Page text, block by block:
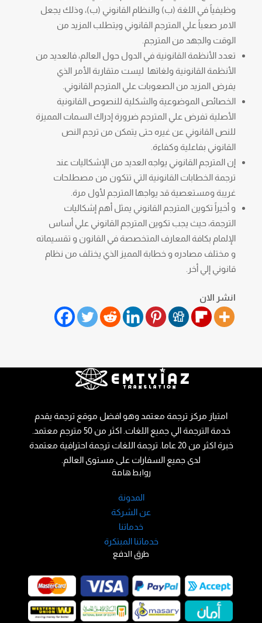
وظيفياً في اللغة (ب) والنظام القانوني (ب)، وذلك يجعل
الامر صعباً علي المترجم القانوني ويتطلب المزيد من
الوقت والجهد من المترجم.
تعدد الأنظمة القانونية في الدول حول العالم، فالعديد من
الأنظمة القانونية ولغاتها ليست متقاربة الأمر الذي
يفرض المزيد من الصعوبات علي المترجم القانوني.
الخصائص الموضوعية والشكلية للنصوص القانونية
الأصلية تفرض علي المترجم ضرورة إدراك السمات المميزة
للنص القانوني عن غيره حتى يتمكن من ترجم النص
القانوني بفاعلية وكفاءة.
إن المترجم القانوني يواجه العديد من الإشكاليات عند
ترجمة الخطابات القانونية التي تتكون من مصطلحات
غريبة ومستعصية قد يواجها المترجم لأول مرة.
و أخيراً تكوين المترجم القانوني يمثل أهم إشكاليات
الترجمة، حيث يجب تكوين المترجم القانوني علي أساس
الإلمام بكافة المعارف المتخصصة في القانون و تقسيماته
و مختلف مصادره و خطابة المميز الذي يختلف من نظام
قانوني إلي أخر.
انشر الان
طرق الدفع
روابط هامة
المدونة
عن الشركة
خدماتنا
خدماتنا المبتكرة
امتياز مركز ترجمة معتمد وهو افضل موقع ترجمة يقدم
خدمة الترجمة الي جميع اللغات. اكثر من 50 مترجم معتمد.
خبرة اكثر من 20 عاما. ترجمة اللغات ترجمة احترافية معتمدة
لدى جميع السفارات على مستوى العالم.